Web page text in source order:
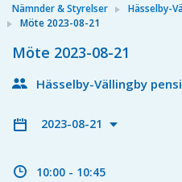
Nämnder & Styrelser
Hässelby-
Möte 2023-08-21
Möte 2023-08-21
Hässelby-Vällingby
2023-08-21
10:00 - 10:45